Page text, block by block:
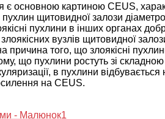
є основною картиною CEUS,
щитовидної залози
пухлини в інших органах
вузлів щитовидної
причина того, що злоякісні
що пухлини ростуть зі
в пухлини
на CEUS.